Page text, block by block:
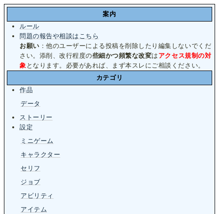
案内
ルール
問題の報告や相談はこちら
お願い ：他のユーザーによる投稿を削除したり編集しないでくだ
さい。添削、改行程度の些細かつ頻繁な改変は アクセス規制の対
象 となります。必要があれば、まず本スレにご相談ください。
カテゴリ
作品
データ
ストーリー
設定
ミニゲーム
キャラクター
セリフ
ジョブ
アビリティ
アイテム